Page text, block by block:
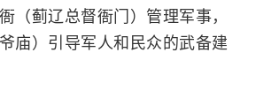
（蓟辽总督衙门）管理军事，
庙）引导军人和民众的武备建